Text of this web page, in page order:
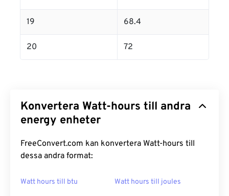
19 68.4
20 72
Konvertera Watt-hours till andra
energy enheter
FreeConvert.com kan konvertera Watt-hours till
dessa andra format:
Watt hours till btu Watt hours till joules